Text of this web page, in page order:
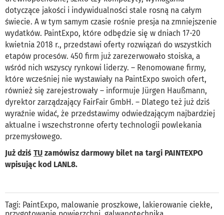
dotyczące jakości i indywidualności stale rosną na całym
świecie. A w tym samym czasie rośnie presja na zmniejszenie
wydatków. PaintExpo, które odbędzie się w dniach 17-20
kwietnia 2018 r., przedstawi oferty rozwiązań do wszystkich
etapów procesów. 450 firm już zarezerwowało stoiska, a
wśród nich wszyscy rynkowi liderzy. – Renomowane firmy,
które wcześniej nie wystawiały na PaintExpo swoich ofert,
również się zarejestrowały – informuje Jürgen Haußmann,
dyrektor zarządzający FairFair GmbH. – Dlatego też już dziś
wyraźnie widać, że przedstawimy odwiedzającym najbardziej
aktualne i wszechstronne oferty technologii powlekania
przemysłowego.
Już dziś TU zamówisz darmowy bilet na targi PAINTEXPO
wpisując kod LANL8.
Tagi: PaintExpo, malowanie proszkowe, lakierowanie ciekłe,